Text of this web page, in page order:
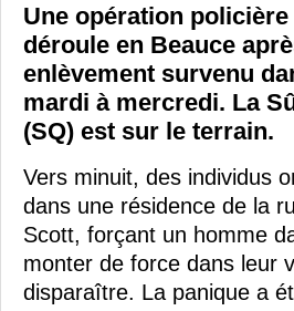
Une opération
déroule en Beauce
enlèvement survenu
mardi à mercredi. La
(SQ) est sur le terrain.
Vers minuit, des individus
dans une résidence de la
Scott, forçant un homme
monter de force dans leur
disparaître. La panique a